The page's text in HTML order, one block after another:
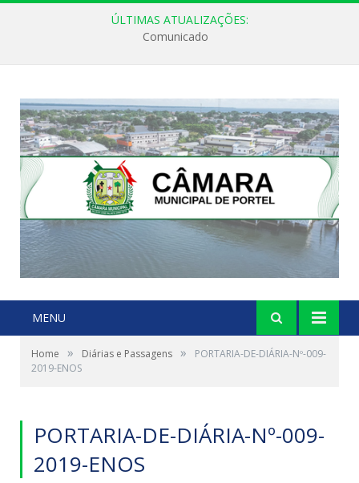
ÚLTIMAS ATUALIZAÇÕES:
Comunicado
MENU
Home » Diárias e Passagens »
PORTARIA-DE-DIÁRIA-Nº-009-
2019-ENOS
PORTARIA-DE-DIÁRIA-Nº-009-
2019-ENOS